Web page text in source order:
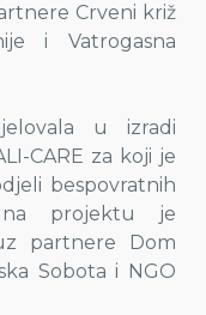
Crveni križ
i Vatrogasna
u izradi
CARE za koji je
bespovratnih
na projektu je
partnere Dom
Sobota i NGO